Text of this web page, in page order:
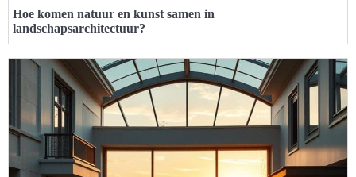
Hoe komen natuur en kunst samen in
landschapsarchitectuur?